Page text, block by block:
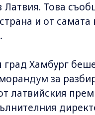
Латвия. Това
и от
град Хамбург
за
латвийския